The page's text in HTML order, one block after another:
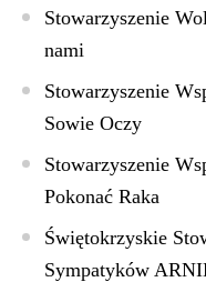
Stowarzyszenie
nami
Stowarzyszenie
Sowie Oczy
Stowarzyszenie
Pokonać Raka
Świętokrzyskie
Sympatyków